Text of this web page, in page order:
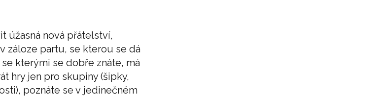
úžasná nová přátelství,
záloze partu, se kterou se dá
kterými se dobře znáte, má
hry jen pro skupiny (šipky,
poznáte se v jedinečném